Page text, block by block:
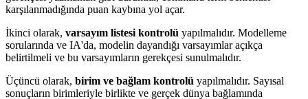
karşılanmadığında puan kaybına yol açar.
İkinci olarak, varsayım listesi kontrolü yapılmalıdır. Modelleme
sorularında ve IA'da, modelin dayandığı varsayımlar açıkça
belirtilmeli ve bu varsayımların gerekçesi sunulmalıdır.
Üçüncü olarak, birim ve bağlam kontrolü yapılmalıdır. Sayısal
sonuçların birimleriyle birlikte ve gerçek dünya bağlamında